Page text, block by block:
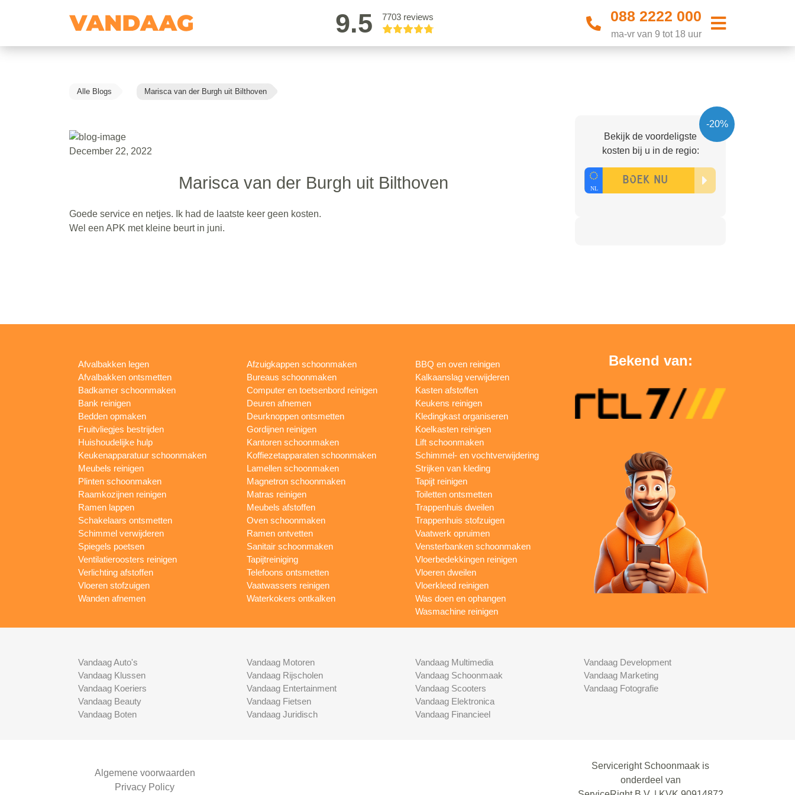
9.5 7703 reviews 088 2222 000
ma-vr van 9 tot 18 uur
Alle Blogs Marisca van der Burgh uit Bilthoven
December 22, 2022
Marisca van der Burgh uit Bilthoven
Goede service en netjes. Ik had de laatste keer geen kosten.
Wel een APK met kleine beurt in juni.
-20%
Bekijk de voordeligste
kosten bij u in de regio:
Afvalbakken legen
Afvalbakken ontsmetten
Badkamer schoonmaken
Bank reinigen
Bedden opmaken
Fruitvliegjes bestrijden
Huishoudelijke hulp
Keukenapparatuur schoonmaken
Meubels reinigen
Plinten schoonmaken
Raamkozijnen reinigen
Ramen lappen
Schakelaars ontsmetten
Schimmel verwijderen
Spiegels poetsen
Ventilatieroosters reinigen
Verlichting afstoffen
Vloeren stofzuigen
Wanden afnemen
Afzuigkappen schoonmaken
Bureaus schoonmaken
Computer en toetsenbord reinigen
Deuren afnemen
Deurknoppen ontsmetten
Gordijnen reinigen
Kantoren schoonmaken
Koffiezetapparaten schoonmaken
Lamellen schoonmaken
Magnetron schoonmaken
Matras reinigen
Meubels afstoffen
Oven schoonmaken
Ramen ontvetten
Sanitair schoonmaken
Tapijtreiniging
Telefoons ontsmetten
Vaatwassers reinigen
Waterkokers ontkalken
BBQ en oven reinigen
Kalkaanslag verwijderen
Kasten afstoffen
Keukens reinigen
Kledingkast organiseren
Koelkasten reinigen
Lift schoonmaken
Schimmel- en vochtverwijdering
Strijken van kleding
Tapijt reinigen
Toiletten ontsmetten
Trappenhuis dweilen
Trappenhuis stofzuigen
Vaatwerk opruimen
Vensterbanken schoonmaken
Vloerbedekkingen reinigen
Vloeren dweilen
Vloerkleed reinigen
Was doen en ophangen
Wasmachine reinigen
Bekend van:
Vandaag Auto's
Vandaag Klussen
Vandaag Koeriers
Vandaag Beauty
Vandaag Boten
Vandaag Motoren
Vandaag Rijscholen
Vandaag Entertainment
Vandaag Fietsen
Vandaag Juridisch
Vandaag Multimedia
Vandaag Schoonmaak
Vandaag Scooters
Vandaag Elektronica
Vandaag Financieel
Vandaag Development
Vandaag Marketing
Vandaag Fotografie
Algemene voorwaarden
Privacy Policy
Serviceright Schoonmaak is
onderdeel van